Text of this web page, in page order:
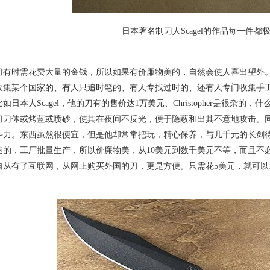
日本著名制刀人Scagel的作品每一件都
需花费大量的金钱，所以如果有价廉物美的，自然会使人喜出望外
集某个国家的、有人只追时髦的、有人专找过时的、还有人专门收集
日本人Scagel，他的刀有的售价达1万美元、Christopher是很杂的，
刀体或烤蓝或喷砂，使其在夜间不反光，便于隐蔽和出其不意地攻击
力。东西虽然很便宜，但是他却常常把玩，精心保养，与几千元的长
的，工厂批量生产，所以价廉物美，从10美元到数千美元不等，而且
从有了互联网，从网上购买外国的刀，更是方便。只需花5美元，就可